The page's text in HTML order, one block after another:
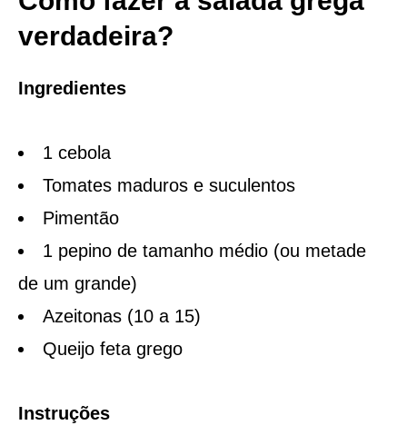
verdadeira?
Ingredientes
1 cebola
Tomates maduros e suculentos
Pimentão
1 pepino de tamanho médio (ou metade
de um grande)
Azeitonas (10 a 15)
Queijo feta grego
Instruções